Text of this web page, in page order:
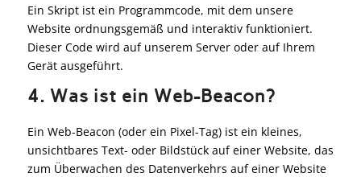
Ein Skript ist ein Programmcode, mit dem unsere
Website ordnungsgemäß und interaktiv funktioniert.
Dieser Code wird auf unserem Server oder auf Ihrem
Gerät ausgeführt.
4. Was ist ein Web-Beacon?
Ein Web-Beacon (oder ein Pixel-Tag) ist ein kleines,
unsichtbares Text- oder Bildstück auf einer Website, das
zum Überwachen des Datenverkehrs auf einer Website